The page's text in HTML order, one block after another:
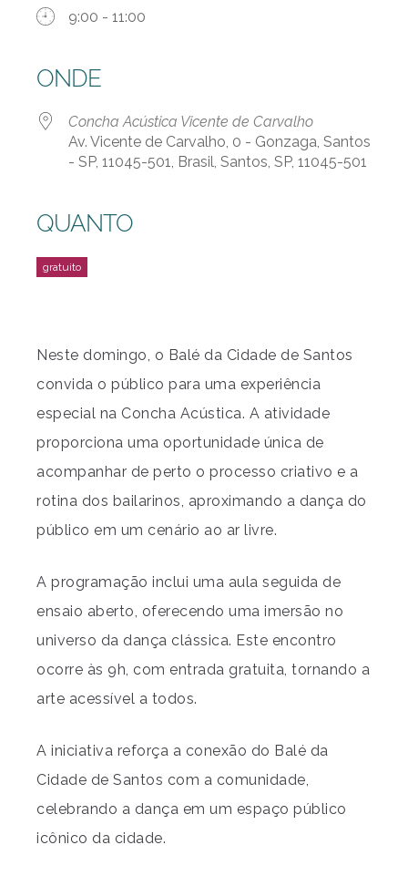
9:00 - 11:00
ONDE
Concha Acústica Vicente de Carvalho
Av. Vicente de Carvalho, 0 - Gonzaga, Santos
- SP, 11045-501, Brasil, Santos, SP, 11045-501
QUANTO
Neste domingo, o Balé da Cidade de Santos
convida o público para uma experiência
especial na Concha Acústica. A atividade
proporciona uma oportunidade única de
acompanhar de perto o processo criativo e a
rotina dos bailarinos, aproximando a dança do
público em um cenário ao ar livre.
A programação inclui uma aula seguida de
ensaio aberto, oferecendo uma imersão no
universo da dança clássica. Este encontro
ocorre às 9h, com entrada gratuita, tornando a
arte acessível a todos.
A iniciativa reforça a conexão do Balé da
Cidade de Santos com a comunidade,
celebrando a dança em um espaço público
icônico da cidade.